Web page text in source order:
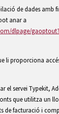
de dades amb
anar a
dlpage/
li proporciona
el servei Typekit,
que utilitza un
de facturació i